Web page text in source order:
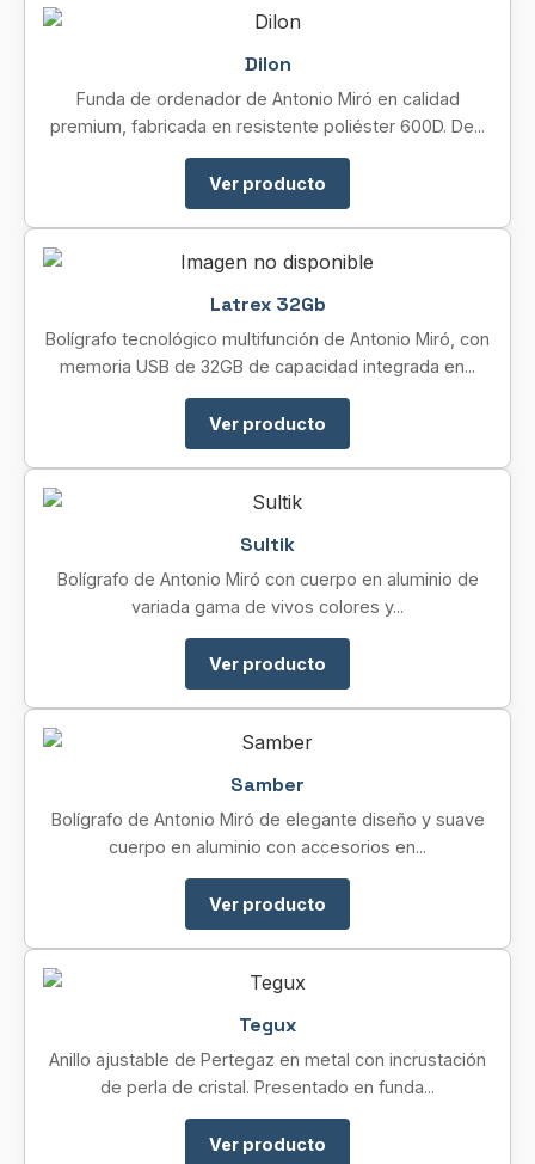
Dilon
Funda de ordenador de Antonio Miró en calidad
premium, fabricada en resistente poliéster 600D. De...
Ver producto
Latrex 32Gb
Bolígrafo tecnológico multifunción de Antonio Miró, con
memoria USB de 32GB de capacidad integrada en...
Ver producto
Sultik
Bolígrafo de Antonio Miró con cuerpo en aluminio de
variada gama de vivos colores y...
Ver producto
Samber
Bolígrafo de Antonio Miró de elegante diseño y suave
cuerpo en aluminio con accesorios en...
Ver producto
Tegux
Anillo ajustable de Pertegaz en metal con incrustación
de perla de cristal. Presentado en funda...
Ver producto